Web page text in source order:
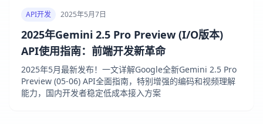
API开发 2025年5月7日
2025年Gemini 2.5 Pro Preview (I/O版本)
API使用指南：前端开发新革命
2025年5月最新发布！一文详解Google全新Gemini 2.5 Pro
Preview (05-06) API全面指南，特别增强的编码和视频理解
能力，国内开发者稳定低成本接入方案